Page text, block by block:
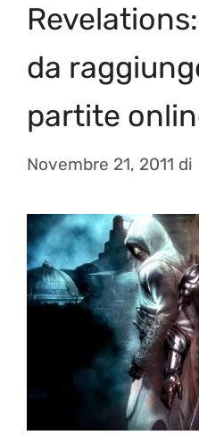
da
partite
Novembre 21, 2011 di